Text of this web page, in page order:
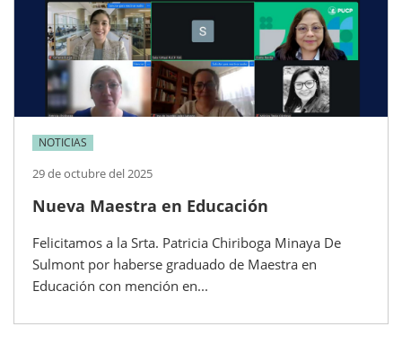
NOTICIAS
29 de octubre del 2025
Nueva Maestra en Educación
Felicitamos a la Srta. Patricia Chiriboga Minaya De
Sulmont por haberse graduado de Maestra en
Educación con mención en...